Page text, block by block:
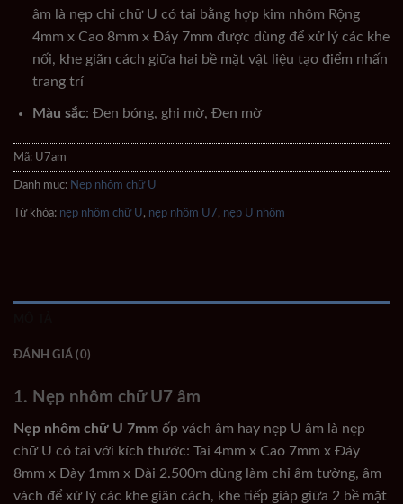
âm là nẹp chỉ chữ U có tai bằng hợp kim nhôm Rộng
4mm x Cao 8mm x Đáy 7mm được dùng để xử lý các khe
nối, khe giãn cách giữa hai bề mặt vật liệu tạo điểm nhấn
trang trí
Màu sắc: Đen bóng, ghi mờ, Đen mờ
Mã: U7am
Danh mục: Nẹp nhôm chữ U
Từ khóa: nẹp nhôm chữ U, nẹp nhôm U7, nẹp U nhôm
ĐÁNH GIÁ (0)
1. Nẹp nhôm chữ U7 âm
Nẹp nhôm chữ U 7mm ốp vách âm hay nẹp U âm là nẹp
chữ U có tai với kích thước: Tai 4mm x Cao 7mm x Đáy
8mm x Dày 1mm x Dài 2.500m dùng làm chỉ âm tường, âm
vách để xử lý các khe giãn cách, khe tiếp giáp giữa 2 bề mặt